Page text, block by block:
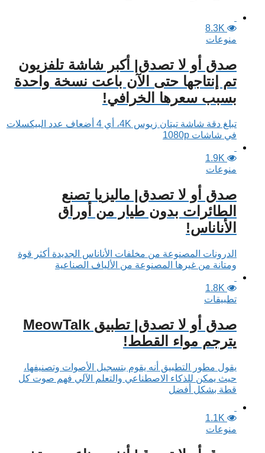
8.3K
منوعات
صدق أو لا تصدق| أكبر شاشة تلفزيون
تم إنتاجها حتى الآن باعت نسخة واحدة
بسبب سعرها الخرافي!
تبلغ دقة شاشة تيتان زيوس 4K، أي 4 أضعاف عدد البيكسلات
في شاشات 1080p
1.9K
منوعات
صدق أو لا تصدق| ماليزيا تصنع
الطائرات بدون طيار من أوراق
الأناناس!
الدرونات المصنوعة من مخلفات الأناناس الجديدة أكثر قوة
ومتانة من غيرها المصنوعة من الألياف الصناعية
1.8K
تطبيقات
صدق أو لا تصدق| تطبيق MeowTalk
يترجم مواء القطط!
يقول مطور التطبيق أنه يقوم بتسجيل الأصوات وتصنيفها،
حيث يمكن للذكاء الاصطناعي والتعلم الآلي فهم صوت كل
قطة بشكل أفضل
1.1K
منوعات